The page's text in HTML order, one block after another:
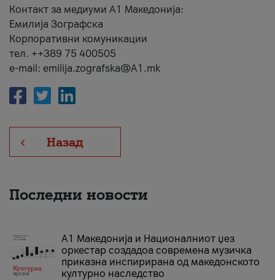
Контакт за медиуми А1 Македонија:
Емилија Зографска
Корпоративни комуникации
тел. ++389 75 400505
e-mail: emilija.zografska@A1.mk
Назад
Последни новости
А1 Македонија и Националниот џез
оркестар создадоа современа музичка
приказна инспирирана од македонското
културно наследство